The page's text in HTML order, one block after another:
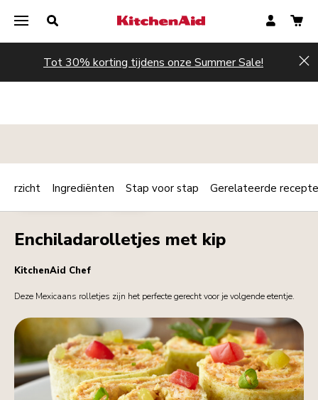
Tot 30% korting tijdens onze Summer Sale!
HOOFDGERECHT VLEES Print
Share
Enchiladarolletjes met kip
KitchenAid Chef
Deze Mexicaans rolletjes zijn het perfecte gerecht voor je volgende etentje.
Ingrediënten Stap voor stap Gerelateerde